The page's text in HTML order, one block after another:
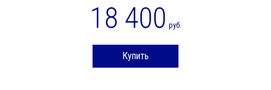
18 400 руб.
Купить